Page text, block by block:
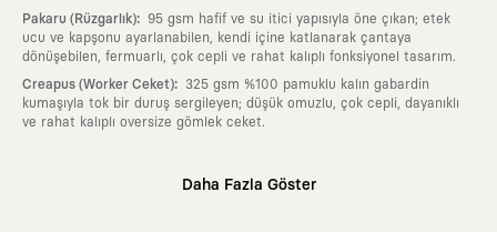
Pakaru (Rüzgarlık):
95 gsm hafif ve su itici yapısıyla öne çıkan; etek
ucu ve kapşonu ayarlanabilen, kendi içine katlanarak çantaya
dönüşebilen, fermuarlı, çok cepli ve rahat kalıplı fonksiyonel tasarım.
Creapus (Worker Ceket):
325 gsm %100 pamuklu kalın gabardin
kumaşıyla tok bir duruş sergileyen; düşük omuzlu, çok cepli, dayanıklı
ve rahat kalıplı oversize gömlek ceket.
Daha Fazla Göster